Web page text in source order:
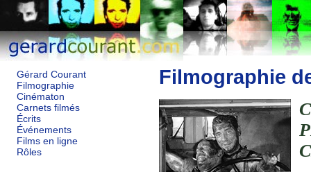
Gérard Courant
Filmographie
Cinématon
Carnets filmés
Écrits
Événements
Films en ligne
Rôles
Filmographie